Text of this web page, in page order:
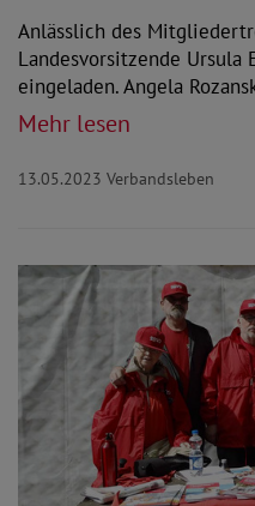
Anlässlich des
Landesvorsitzende Ursula
eingeladen. Angela
Mehr lesen
13.05.2023 Verbandsleben